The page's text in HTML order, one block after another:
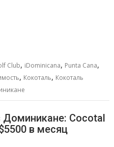
Club, iDominicana, Punta Cana,
, Кокоталь, Кокоталь
Cocotal
в месяц